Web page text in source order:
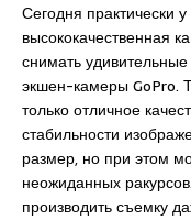
Сегодня практически
высококачественная
снимать
экшен-камеры GoPro.
только отличное
стабильности
размер, но при этом
неожиданных
производить съемку